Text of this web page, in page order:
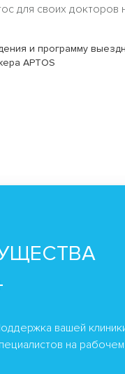
для своих докторов
и программу
APTOS
вашей
на